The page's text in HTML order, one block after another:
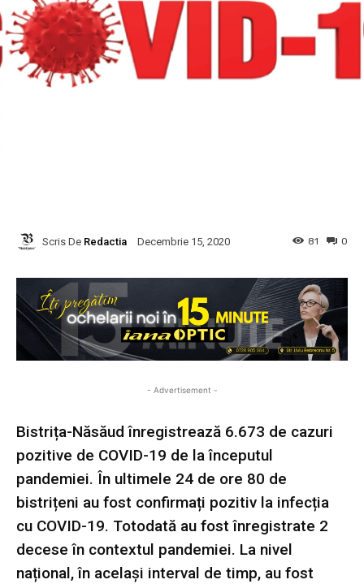
Scris De Redactia Decembrie 15, 2020 0
81
- Advertisement -
Bistrița-Năsăud înregistrează 6.673 de cazuri
pozitive de COVID-19 de la începutul
pandemiei. În ultimele 24 de ore 80 de
bistrițeni au fost confirmați pozitiv la infecția
cu COVID-19. Totodată au fost înregistrate 2
decese în contextul pandemiei. La nivel
național, în același interval de timp, au fost